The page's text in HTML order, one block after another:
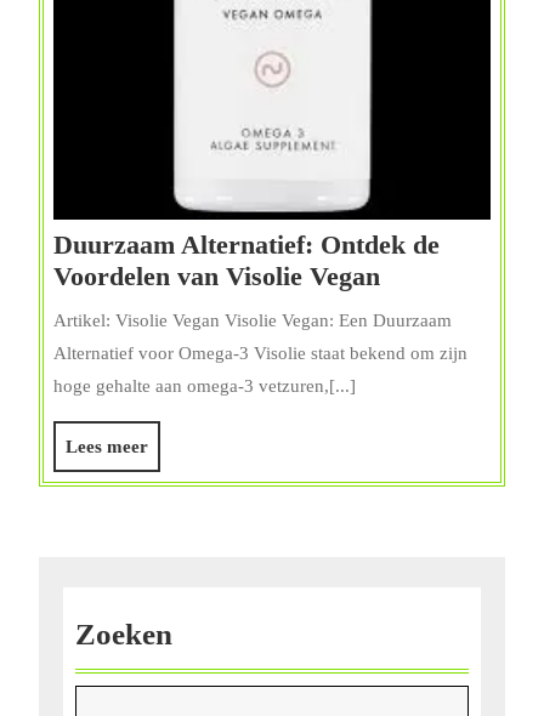
Duurzaam Alternatief: Ontdek de
Voordelen van Visolie Vegan
Alternatief:
de
Vegan
Artikel: Visolie Vegan Visolie Vegan: Een Duurzaam
Alternatief voor Omega-3 Visolie staat bekend om zijn
hoge gehalte aan omega-3 vetzuren,[...]
Lees meerLees
meer
Zoeken